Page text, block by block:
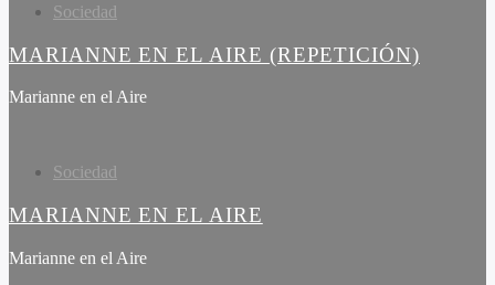
Sociedad
MARIANNE EN EL AIRE (REPETICIÓN)
Marianne en el Aire
Sociedad
MARIANNE EN EL AIRE
Marianne en el Aire